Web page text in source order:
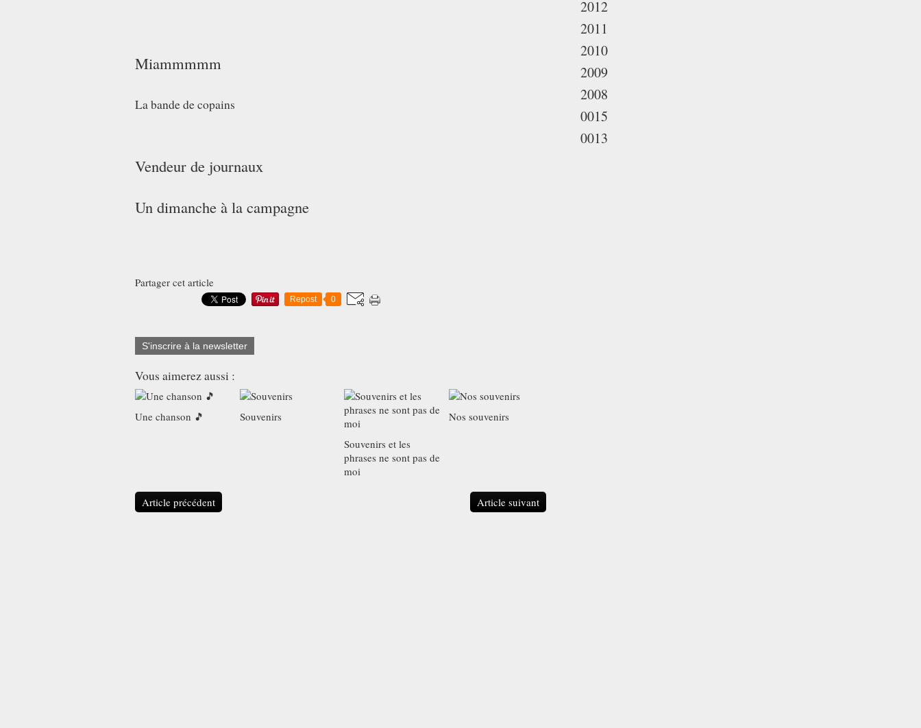
Miammmmm
La bande de copains
Vendeur de journaux
Un dimanche à la campagne
Partager cet article
Repost 0
S'inscrire à la newsletter
Vous aimerez aussi :
Une chanson 🎵
Souvenirs
Souvenirs et les
phrases ne sont pas de
moi
Nos souvenirs
Article précédent Article suivant
2012
2011
2010
2009
2008
0015
0013